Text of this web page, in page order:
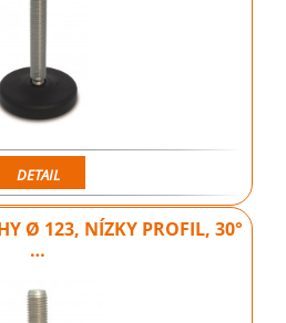
DETAIL
Ø 123, NÍZKY PROFIL, 30°
…